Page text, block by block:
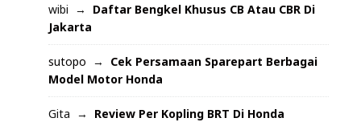
wibi
Daftar Bengkel Khusus CB Atau CBR Di
Jakarta
sutopo
Cek Persamaan Sparepart Berbagai
Model Motor Honda
Gita
Review Per Kopling BRT Di Honda